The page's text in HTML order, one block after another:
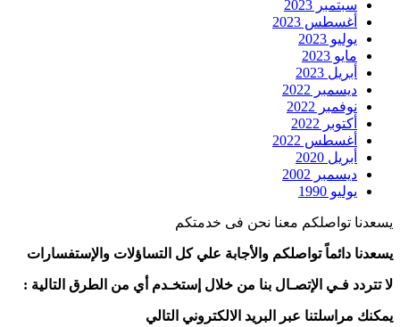
سبتمبر 2023
أغسطس 2023
يوليو 2023
مايو 2023
أبريل 2023
ديسمبر 2022
نوفمبر 2022
أكتوبر 2022
أغسطس 2022
أبريل 2020
ديسمبر 2002
يوليو 1990
يسعدنا تواصلكم معنا نحن فى خدمتكم
يسعدنا دائماً تواصلكم والأجابة علي كل التساؤلات والإستفسارات
لا تتردد فـي الإتصـال بنا من خلال إستخـدم أي من الطرق التالية :
يمكنك مراسلتنا عبر البريد الالكتروني التالي